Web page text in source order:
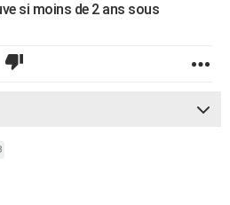
si moins de 2 ans sous